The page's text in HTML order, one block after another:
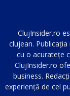
ClujInsider.ro
clujean.
cu o acuratețe
ClujInsider.ro
business.
experiență de cel